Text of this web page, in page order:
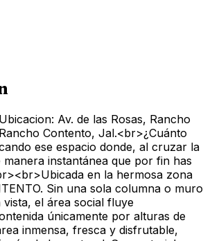
Av. de las Rosas, Rancho
Contento, Jal.<br>¿Cuánto
ese espacio donde, al cruzar la
manera instantánea que por fin has
en la hermosa zona
Sin una sola columna o muro
el área social fluye
únicamente por alturas de
inmensa, fresca y disfrutable,